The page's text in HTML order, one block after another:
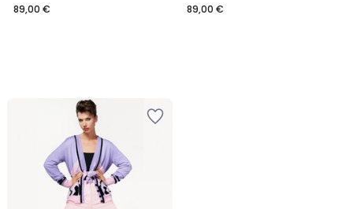
89,00 €
89,00 €